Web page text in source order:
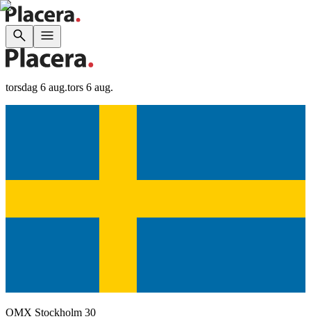
torsdag 6 aug.tors 6 aug.
OMX Stockholm 30